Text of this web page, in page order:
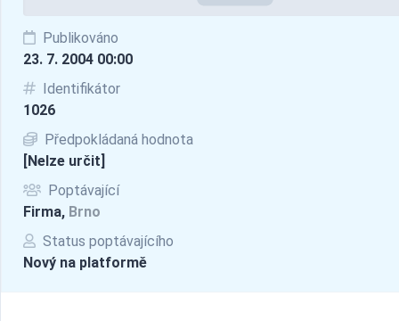
Publikováno
23. 7. 2004 00:00
Identifikátor
1026
Předpokládaná hodnota
[Nelze určit]
Poptávající
Firma, Brno
Status poptávajícího
Nový na platformě